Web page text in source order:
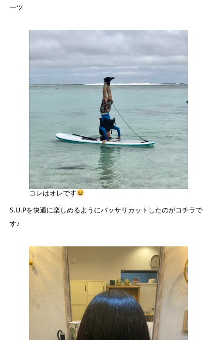
ーツ
コレはオレです
S.U.Pを快適に楽しめるようにバッサリカットしたのがコチラで
す♪